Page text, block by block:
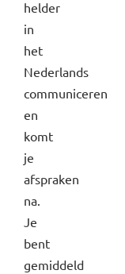
helder
in
het
Nederlands
communiceren
en
komt
je
afspraken
na.
Je
bent
gemiddeld